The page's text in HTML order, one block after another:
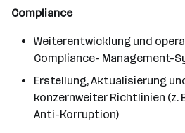
Compliance
Weiterentwicklung und
Compliance- Management-
Erstellung, Aktualisierung
konzernweiter Richtlinien (z.
Anti-Korruption)